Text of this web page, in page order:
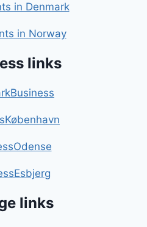
in Denmark
in Norway
links
links